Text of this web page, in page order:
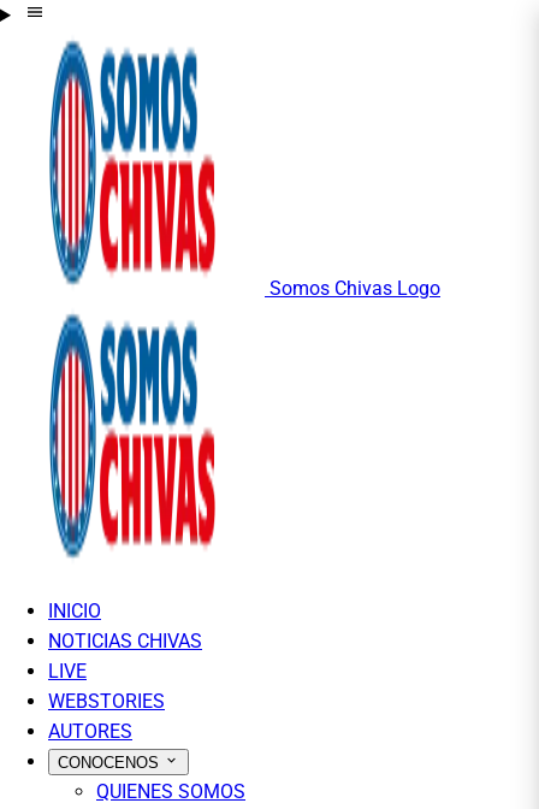
Somos Chivas Logo
INICIO
NOTICIAS CHIVAS
LIVE
WEBSTORIES
AUTORES
CONOCENOS
QUIENES SOMOS